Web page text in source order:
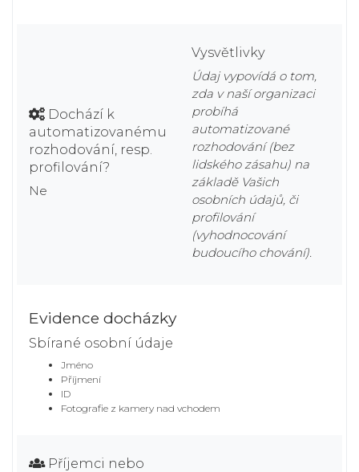
Dochází k
automatizovanému
rozhodování, resp.
profilování?
Ne
Vysvětlivky
Údaj vypovídá o tom,
zda v naší organizaci
probíhá
automatizované
rozhodování (bez
lidského zásahu) na
základě Vašich
osobních údajů, či
profilování
(vyhodnocování
budoucího chování).
Evidence docházky
Sbírané osobní údaje
Jméno
Příjmení
ID
Fotografie z kamery nad vchodem
Příjemci nebo